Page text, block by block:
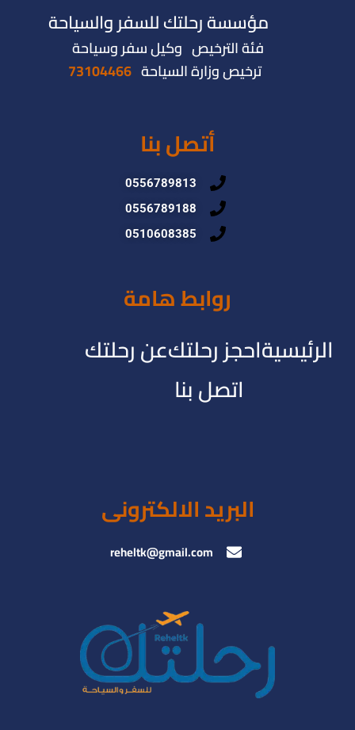
مؤسسة رحلتك للسفر والسياحة
فئة الترخيص وكيل سفر وسياحة
ترخيص وزارة السياحة 73104466
أتصل بنا
0556789813
0556789188
0510608385
روابط هامة
الرئيسيةاحجز رحلتكعن رحلتك
اتصل بنا
البريد الالكترونى
reheltk@gmail.com